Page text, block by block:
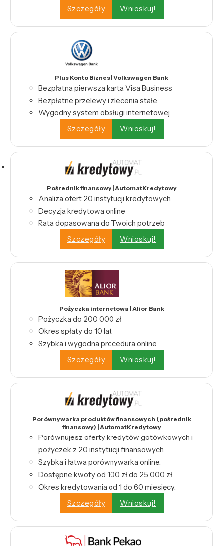
Szczegóły
Wnioskuj!
Plus Konto Biznes | Volkswagen Bank
Bezpłatna pierwsza karta Visa Business
Bezpłatne przelewy i zlecenia stałe
Wygodny system obsługi internetowej
Szczegóły
Wnioskuj!
Pośrednik finansowy | AutomatKredytowy
Analiza ofert 20 instytucji kredytowych
Decyzja kredytowa online
Rata dopasowana do Twoich potrzeb
Szczegóły
Wnioskuj!
Pożyczka internetowa | Alior Bank
Pożyczka do 200 000 zł
Okres spłaty do 10 lat
Szybka i wygodna procedura online
Szczegóły
Wnioskuj!
Porównywarka produktów finansowych (pośrednik
finansowy) | AutomatKredytowy
Porównujesz oferty kredytów gotówkowych i
pożyczek z 20 instytucji finansowych.
Szybka i łatwa porównywarka online.
Dostępne kwoty od 100 zł do 25 000 zł.
Okres kredytowania od 1 do 60 miesięcy.
Szczegóły
Wnioskuj!